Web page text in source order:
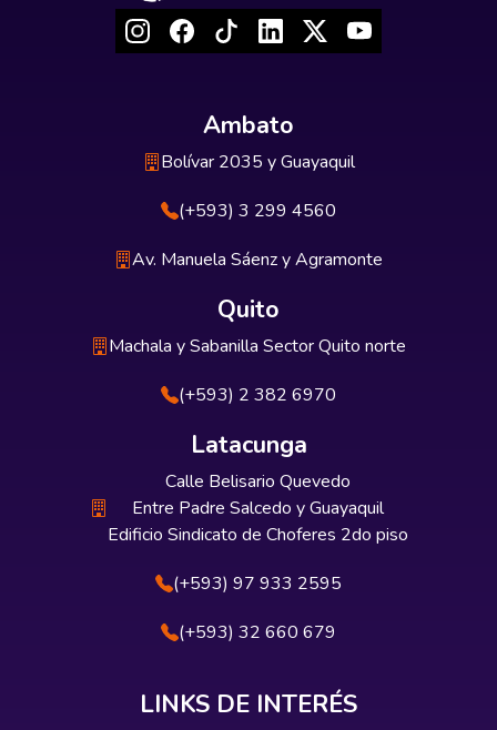
Ambato
Bolívar 2035 y Guayaquil
(+593) 3 299 4560
Av. Manuela Sáenz y Agramonte
Quito
Machala y Sabanilla Sector Quito norte
(+593) 2 382 6970
Latacunga
Calle Belisario Quevedo
Entre Padre Salcedo y Guayaquil
Edificio Sindicato de Choferes 2do piso
(+593) 97 933 2595
(+593) 32 660 679
LINKS DE INTERÉS